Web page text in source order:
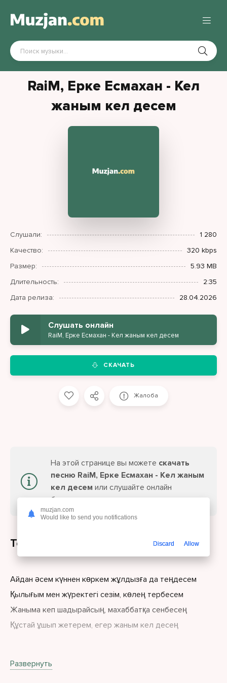
RaiM, Ерке Есмахан - Кел
жаным кел десем
Слушали:
1 280
Качество:
320 kbps
Размер:
5.93 MB
Длительность:
2:35
Дата релиза:
28.04.2026
Слушать онлайн
RaiM, Ерке Есмахан - Кел жаным кел десем
СКАЧАТЬ
Жалоба
На этой странице вы можете скачать
песню RaiM, Ерке Есмахан - Кел жаным
кел десем или слушайте онлайн
бесплатно.
Текст песни
Айдан әсем күннен көркем жұлдызға да теңдесем
Қылығым мен жүректегі сезім, көлең тербесем
Жаныма кеп шадырайсың, махаббатқа сенбесең
Құстай ұшып жетерем, егер жаным кел десең
Айғады іздеп жетерем жаным, өзің кел десең
Развернуть
muzjan.com
Would like to send you notifications
Discard Allow